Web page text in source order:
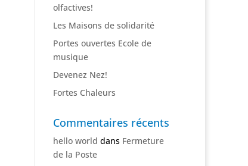
olfactives!
Les Maisons de solidarité
Portes ouvertes Ecole de
musique
Devenez Nez!
Fortes Chaleurs
Commentaires récents
hello world dans Fermeture
de la Poste